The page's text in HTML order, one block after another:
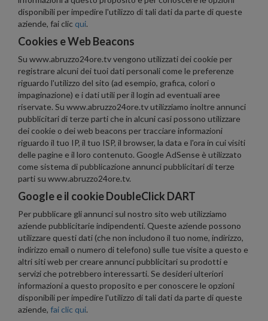
disponibili per impedire l'utilizzo di tali dati da parte di queste
aziende, fai clic qui.
Cookies e Web Beacons
Su www.abruzzo24ore.tv vengono utilizzati dei cookie per
registrare alcuni dei tuoi dati personali come le preferenze
riguardo l'utilizzo del sito (ad esempio, grafica, colori o
impaginazione) e i dati utili per il login ad eventuali aree
riservate. Su www.abruzzo24ore.tv utilizziamo inoltre annunci
pubblicitari di terze parti che in alcuni casi possono utilizzare
dei cookie o dei web beacons per tracciare informazioni
riguardo il tuo IP, il tuo ISP, il browser, la data e l'ora in cui visiti
delle pagine e il loro contenuto. Google AdSense è utilizzato
come sistema di pubblicazione annunci pubblicitari di terze
parti su www.abruzzo24ore.tv.
Google e il cookie DoubleClick DART
Per pubblicare gli annunci sul nostro sito web utilizziamo
aziende pubblicitarie indipendenti. Queste aziende possono
utilizzare questi dati (che non includono il tuo nome, indirizzo,
indirizzo email o numero di telefono) sulle tue visite a questo e
altri siti web per creare annunci pubblicitari su prodotti e
servizi che potrebbero interessarti. Se desideri ulteriori
informazioni a questo proposito e per conoscere le opzioni
disponibili per impedire l'utilizzo di tali dati da parte di queste
aziende, fai clic qui.